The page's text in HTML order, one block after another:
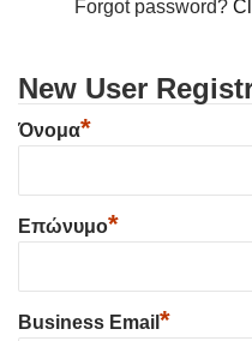
Forgot password?
New User
Όνομα*
Επώνυμο*
Business Email *